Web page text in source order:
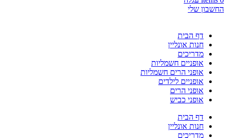
החשבון שלי
דף הבית
חנות אונליין
מדריכים
אופניים חשמליות
אופני הרים חשמליות
אופניים לילדים
אופני הרים
אופני כביש
דף הבית
חנות אונליין
מדריכים